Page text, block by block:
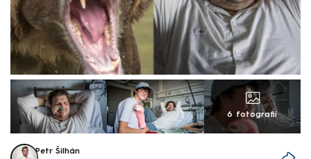
6 fotografií
Petr Šilhán